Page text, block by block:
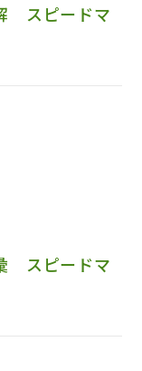
スピードマ
スピードマ